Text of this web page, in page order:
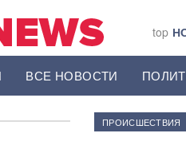
top
ВСЕ НОВОСТИ
ПРОИСШЕСТВИЯ